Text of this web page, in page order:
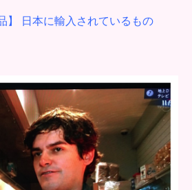
】 日本に輸入されているもの